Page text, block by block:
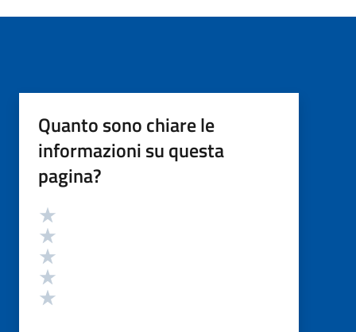
Quanto sono chiare le
informazioni su questa
pagina?
Valutazione